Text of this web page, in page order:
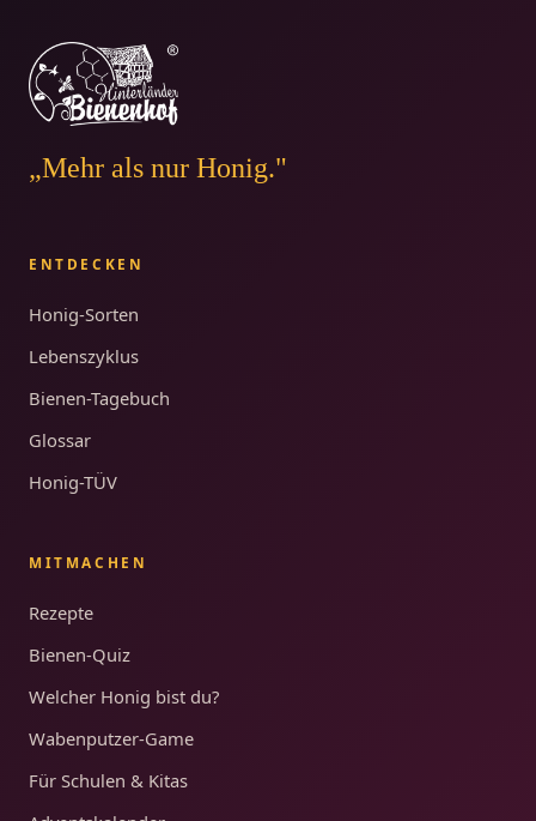
„Mehr als nur Honig."
ENTDECKEN
Honig-Sorten
Lebenszyklus
Bienen-Tagebuch
Glossar
Honig-TÜV
MITMACHEN
Rezepte
Bienen-Quiz
Welcher Honig bist du?
Wabenputzer-Game
Für Schulen & Kitas